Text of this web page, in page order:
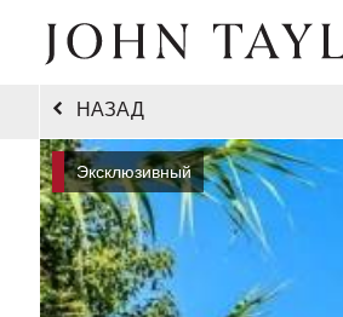
НАЗАД
Эксклюзивный